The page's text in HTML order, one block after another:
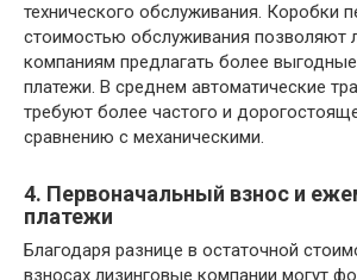
технического обслуживания. Коробки
стоимостью обслуживания позволяют
компаниям предлагать более
платежи. В среднем автоматические
требуют более частого и
сравнению с механическими.
4. Первоначальный взнос и
платежи
Благодаря разнице в остаточной
взносах лизинговые компании могут